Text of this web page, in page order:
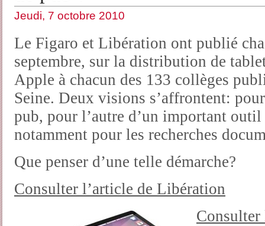
Jeudi, 7 octobre 2010
Le Figaro et Libération ont publié
septembre, sur la distribution de
Apple à chacun des 133 collèges
Seine. Deux visions s’affrontent:
pub, pour l’autre d’un important
notamment pour les recherches
Que penser d’une telle démarche?
Consulter l’article de Libération